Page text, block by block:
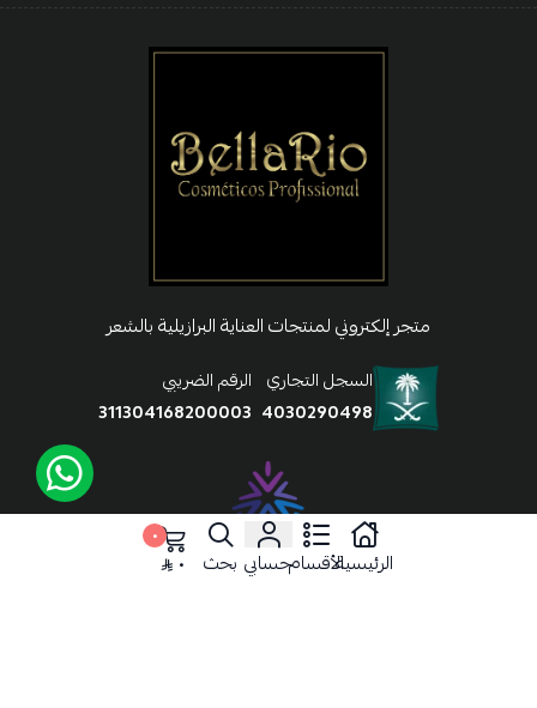
متجر إلكتروني لمنتجات العناية البرازيلية بالشعر
السجل التجاري
4030290498
الرقم الضريبي
311304168200003
موثق لدى منصة الأعمالالرئيسيةالأقسامحسابي بحث
٠
٠